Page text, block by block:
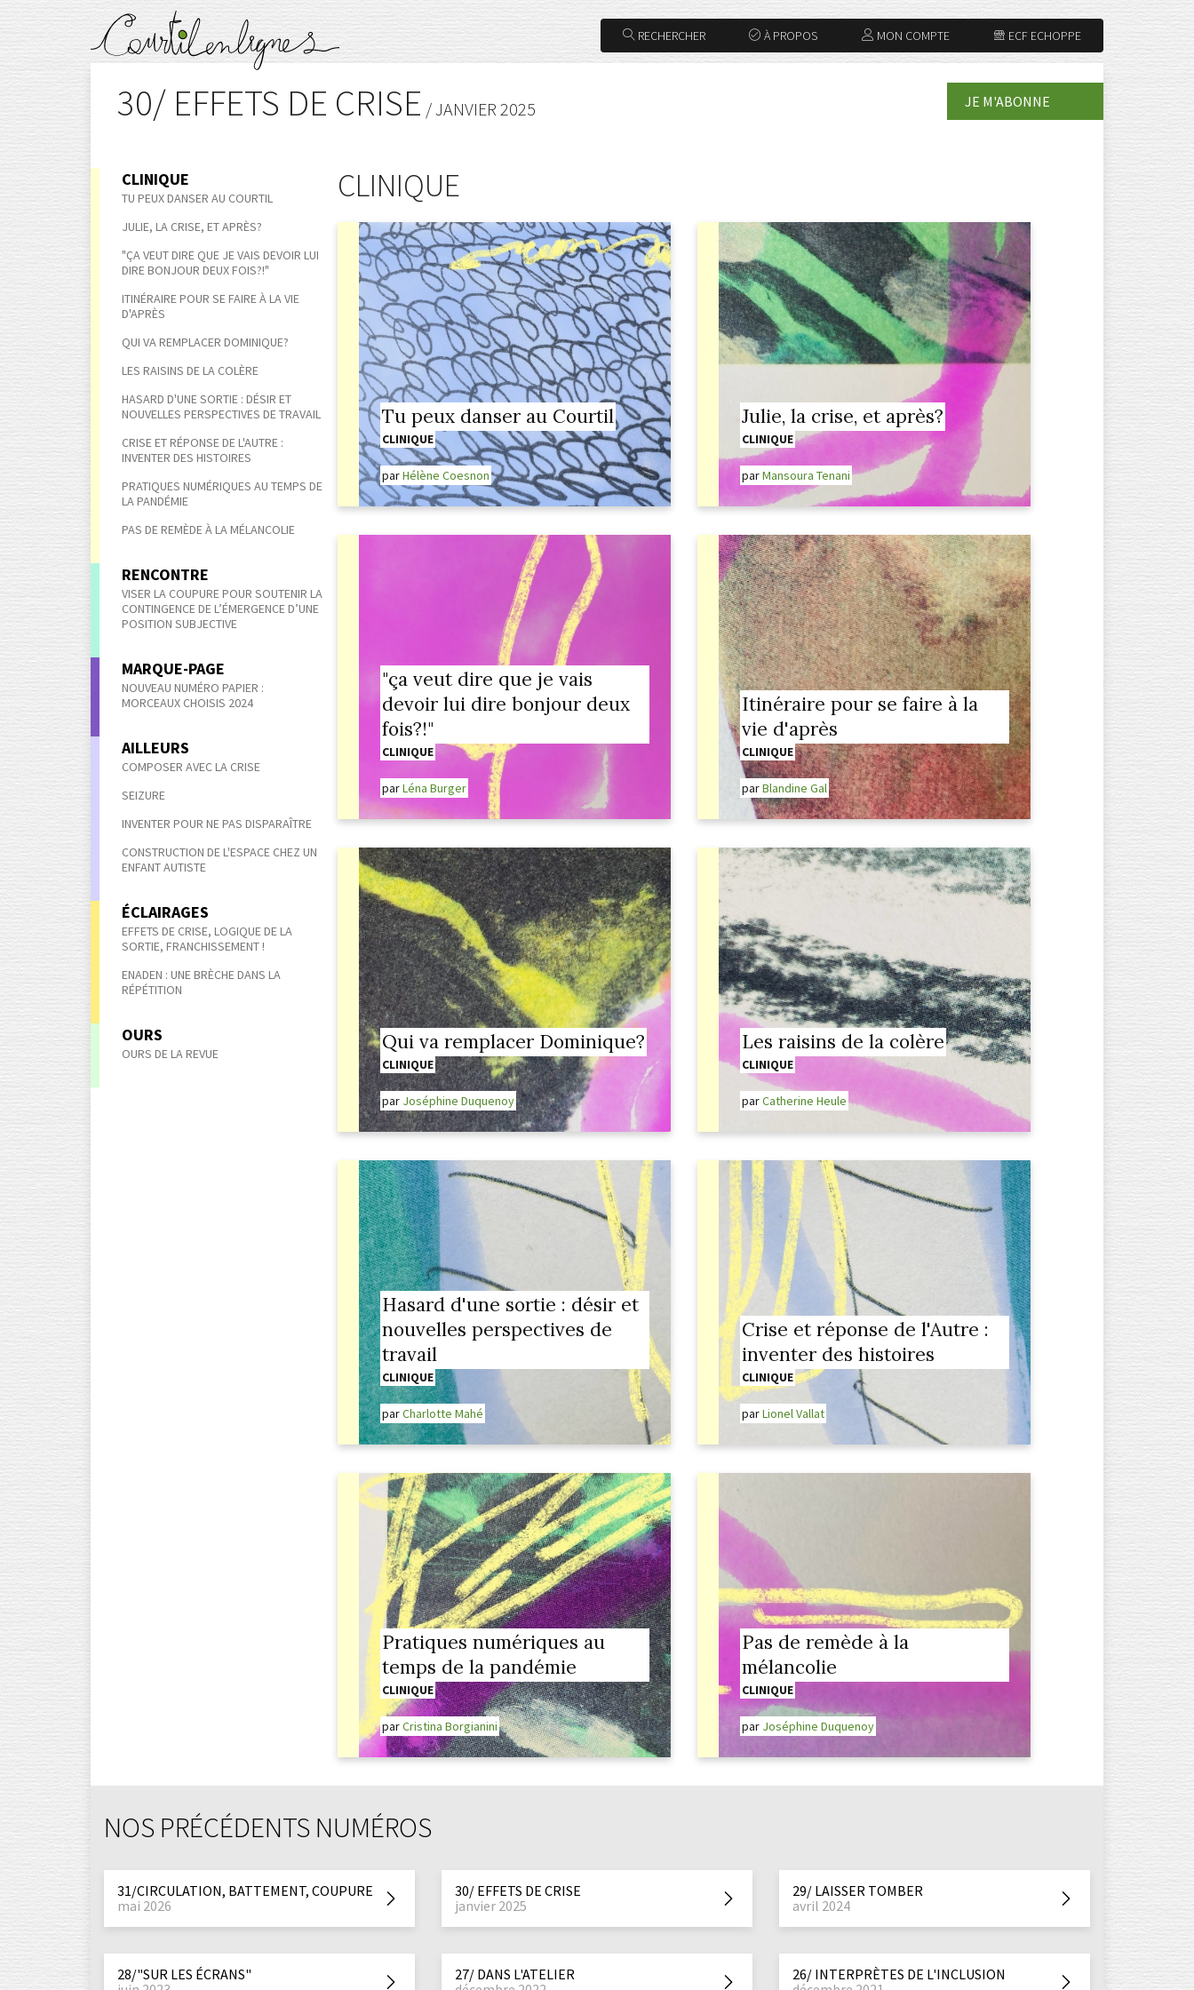
ECF ECHOPPE
MON COMPTE
À PROPOS
RECHERCHER
30/ EFFETS DE CRISE / JANVIER 2025 JE M'ABONNE
CLINIQUE
TU PEUX DANSER AU COURTIL
JULIE, LA CRISE, ET APRÈS?
"ÇA VEUT DIRE QUE JE VAIS DEVOIR LUI
DIRE BONJOUR DEUX FOIS?!"
ITINÉRAIRE POUR SE FAIRE À LA VIE
D'APRÈS
QUI VA REMPLACER DOMINIQUE?
LES RAISINS DE LA COLÈRE
HASARD D'UNE SORTIE : DÉSIR ET
NOUVELLES PERSPECTIVES DE TRAVAIL
CRISE ET RÉPONSE DE L'AUTRE :
INVENTER DES HISTOIRES
PRATIQUES NUMÉRIQUES AU TEMPS DE
LA PANDÉMIE
PAS DE REMÈDE À LA MÉLANCOLIE
RENCONTRE
VISER LA COUPURE POUR SOUTENIR LA
CONTINGENCE DE L’ÉMERGENCE D’UNE
POSITION SUBJECTIVE
MARQUE-PAGE
NOUVEAU NUMÉRO PAPIER :
MORCEAUX CHOISIS 2024
AILLEURS
COMPOSER AVEC LA CRISE
SEIZURE
INVENTER POUR NE PAS DISPARAÎTRE
CONSTRUCTION DE L'ESPACE CHEZ UN
ENFANT AUTISTE
ÉCLAIRAGES
EFFETS DE CRISE, LOGIQUE DE LA
SORTIE, FRANCHISSEMENT !
ENADEN : UNE BRÈCHE DANS LA
RÉPÉTITION
OURS
OURS DE LA REVUE
CLINIQUE
Tu peux danser au Courtil
CLINIQUE
parHélène Coesnon
Julie, la crise, et après?
CLINIQUE
parMansoura Tenani
"ça veut dire que je vais
devoir lui dire bonjour deux
fois?!"
CLINIQUE
parLéna Burger
Itinéraire pour se faire à la
vie d'après
CLINIQUE
parBlandine Gal
Qui va remplacer Dominique?
CLINIQUE
par Joséphine Duquenoy
Les raisins de la colère
CLINIQUE
parCatherine Heule
Hasard d'une sortie : désir et
nouvelles perspectives de
travail
CLINIQUE
parCharlotte Mahé
Crise et réponse de l'Autre :
inventer des histoires
CLINIQUE
parLionel Vallat
Pratiques numériques au
temps de la pandémie
CLINIQUE
parCristina Borgianini
Pas de remède à la
mélancolie
CLINIQUE
par Joséphine Duquenoy
NOS PRÉCÉDENTS NUMÉROS
31/CIRCULATION, BATTEMENT, COUPURE
mai 2026
30/ EFFETS DE CRISE
janvier 2025
29/ LAISSER TOMBER
avril 2024
28/"SUR LES ÉCRANS"
27/ DANS L'ATELIER
26/ INTERPRÈTES DE L'INCLUSION